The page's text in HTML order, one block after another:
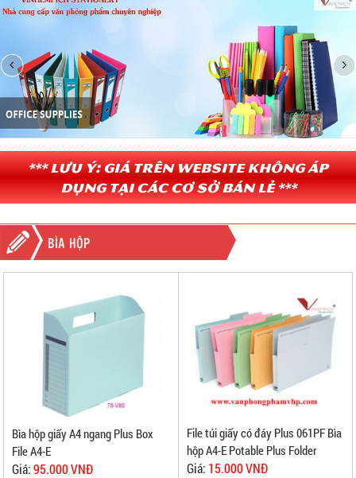
*** Lưu ý: Giá trên website không áp
dụng tại các cơ sở bán lẻ ***
BÌA HỘP
Bìa hộp giấy A4 ngang Plus Box
File A4-E
Giá:95.000 VNĐ
File túi giấy có đáy Plus 061PF Bìa
hộp A4-E Potable Plus Folder
Giá: 15.000 VNĐ